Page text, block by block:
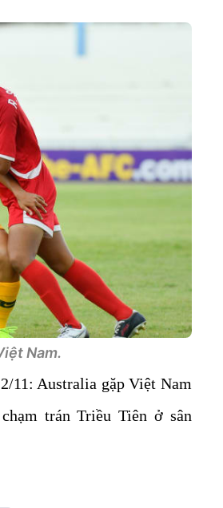
Nam.
11: Australia gặp Việt Nam
trán Triều Tiên ở sân